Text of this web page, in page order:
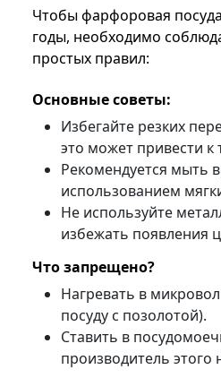
Чтобы фарфоровая
годы, необходимо
простых правил:
Основные советы:
Избегайте резких
это может привести
Рекомендуется мыть
использованием
Не используйте
избежать появления
Что запрещено?
Нагревать в
посуду с позолотой).
Ставить в
производитель этого